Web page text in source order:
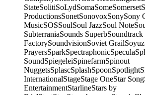
StateSolitiSoLydSomaSomeSomerset
ProductionsSonetSonovoxSonySony
MusicSOSSoulSoul JazzSoul Note
SubterraniaSounds SuperbSoundtrack
FactorySoundvisionSoviet GrailSoyuz
PrayersSparkSpectraphonicSpecula
SoundSpiegeleiSpinefarmSpinout
NuggetsSplascSplashSpoonSpotlight
InternationalStageStage OneStar Song
EntertainmentStarlineStars by